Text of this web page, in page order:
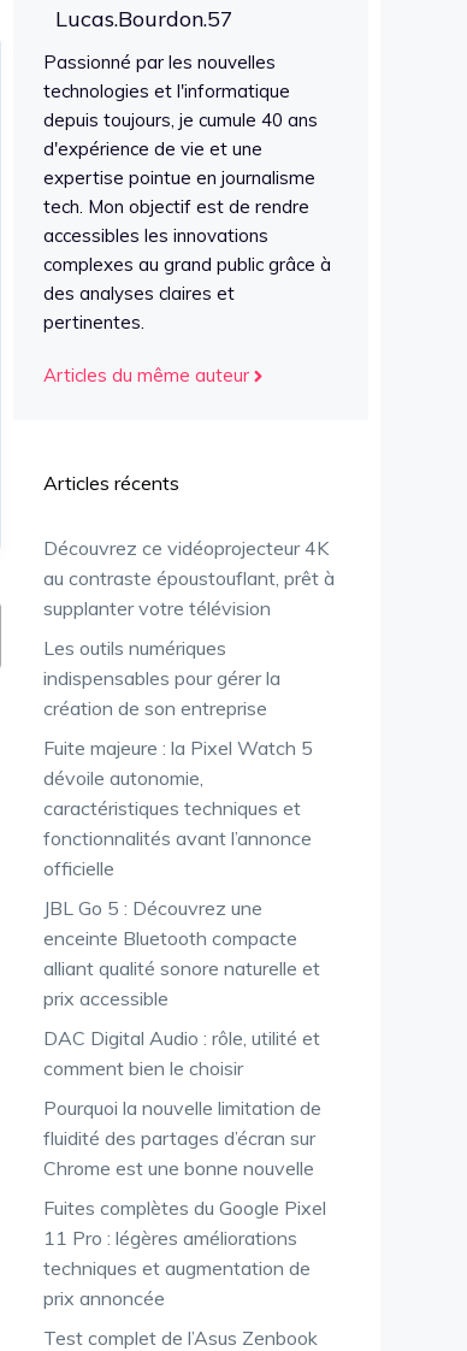
Lucas.Bourdon.57
Passionné par les nouvelles
technologies et l'informatique
depuis toujours, je cumule 40 ans
d'expérience de vie et une
expertise pointue en journalisme
tech. Mon objectif est de rendre
accessibles les innovations
complexes au grand public grâce à
des analyses claires et
pertinentes.
Articles du même auteur
Articles récents
Découvrez ce vidéoprojecteur 4K
au contraste époustouflant, prêt à
supplanter votre télévision
Les outils numériques
indispensables pour gérer la
création de son entreprise
Fuite majeure : la Pixel Watch 5
dévoile autonomie,
caractéristiques techniques et
fonctionnalités avant l’annonce
officielle
JBL Go 5 : Découvrez une
enceinte Bluetooth compacte
alliant qualité sonore naturelle et
prix accessible
DAC Digital Audio : rôle, utilité et
comment bien le choisir
Pourquoi la nouvelle limitation de
fluidité des partages d’écran sur
Chrome est une bonne nouvelle
Fuites complètes du Google Pixel
11 Pro : légères améliorations
techniques et augmentation de
prix annoncée
Test complet de l’Asus Zenbook